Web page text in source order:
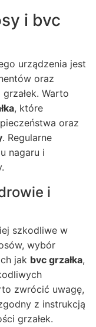
i bvc
urządzenia jest
oraz
Warto
, które
oraz
. Regularne
nagaru i
i
szkodliwe w
wybór
jak bvc grzałka,
zwrócić uwagę,
z instrukcją
grzałek.